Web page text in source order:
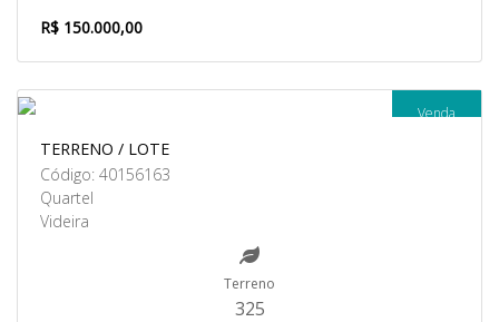
R$ 150.000,00
Venda
TERRENO / LOTE
Código: 40156163
Quartel
Videira
Terreno
325